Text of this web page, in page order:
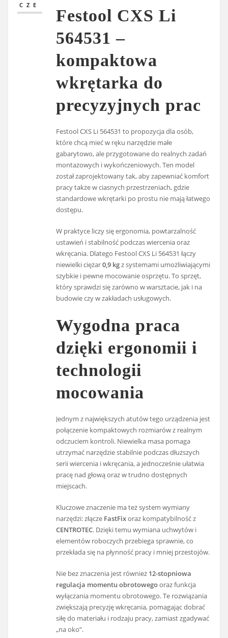
CZE
Festool CXS Li
564531 –
kompaktowa
wkrętarka do
precyzyjnych prac
Festool CXS Li 564531 to propozycja dla osób,
które chcą mieć w ręku narzędzie małe
gabarytowo, ale przygotowane do realnych zadań
montażowych i wykończeniowych. Ten model
został zaprojektowany tak, aby zapewniać komfort
pracy także w ciasnych przestrzeniach, gdzie
standardowe wkrętarki po prostu nie mają łatwego
dostępu.
W praktyce liczy się ergonomia, powtarzalność
ustawień i stabilność podczas wiercenia oraz
wkręcania. Dlatego Festool CXS Li 564531 łączy
niewielki ciężar0,9 kgz systemami umożliwiającymi
szybkie i pewne mocowanie osprzętu. To sprzęt,
który sprawdzi się zarówno w warsztacie, jak i na
budowie czy w zakładach usługowych.
Wygodna praca
dzięki ergonomii i
technologii
mocowania
Jednym z największych atutów tego urządzenia jest
połączenie kompaktowych rozmiarów z realnym
odczuciem kontroli. Niewielka masa pomaga
utrzymać narzędzie stabilnie podczas dłuższych
serii wiercenia i wkręcania, a jednocześnie ułatwia
pracę nad głową oraz w trudno dostępnych
miejscach.
Kluczowe znaczenie ma też system wymiany
narzędzi: złącze FastFixoraz kompatybilność z
CENTROTEC. Dzięki temu wymiana uchwytów i
elementów roboczych przebiega sprawnie, co
przekłada się na płynność pracy i mniej przestojów.
Nie bez znaczenia jest również 12-stopniowa
regulacja momentu obrotowegooraz funkcja
wyłączania momentu obrotowego. Te rozwiązania
zwiększają precyzję wkręcania, pomagając dobrać
siłę do materiału i rodzaju pracy, zamiast zgadywać
„na oko”.